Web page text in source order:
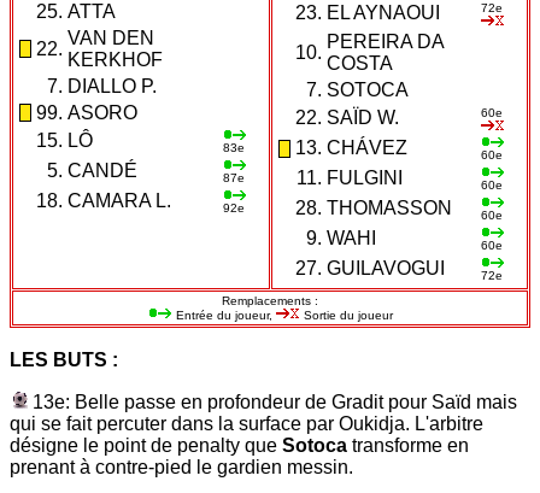
25. ATTA
22.
VAN DEN
KERKHOF
7. DIALLO P.
99. ASORO
15. LÔ 83e
5. CANDÉ 87e
18. CAMARA L. 92e
23. EL AYNAOUI 72e
10.
PEREIRA DA
COSTA
7. SOTOCA
22. SAÏD W. 60e
13. CHÁVEZ 60e
11. FULGINI 60e
28. THOMASSON 60e
9. WAHI 60e
27. GUILAVOGUI
72e
Remplacements :
Entrée du joueur,
Sortie du joueur
LES BUTS :
13e: Belle passe en profondeur de Gradit pour Saïd mais
qui se fait percuter dans la surface par Oukidja. L'arbitre
désigne le point de penalty que Sotoca transforme en
prenant à contre-pied le gardien messin.